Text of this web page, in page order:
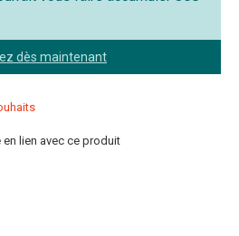
dès maintenant
lien avec ce produit